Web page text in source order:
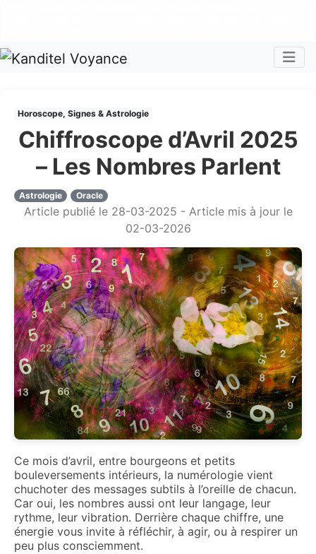
Horoscope, Signes & Astrologie
Chiffroscope d’Avril 2025
– Les Nombres Parlent
Astrologie Oracle
Article publié le 28-03-2025 - Article mis à jour le
02-03-2026
Ce mois d’avril, entre bourgeons et petits
bouleversements intérieurs, la numérologie vient
chuchoter des messages subtils à l’oreille de chacun.
Car oui, les nombres aussi ont leur langage, leur
rythme, leur vibration. Derrière chaque chiffre, une
énergie vous invite à réfléchir, à agir, ou à respirer un
peu plus consciemment.